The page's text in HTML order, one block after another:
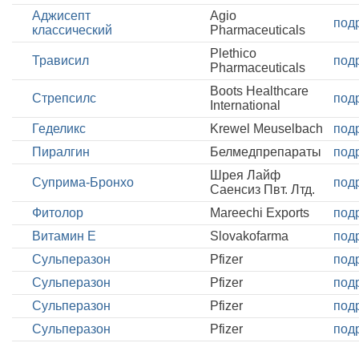
Аджисепт
классический
Agio
Pharmaceuticals
Трависил
Plethico
Pharmaceuticals
Стрепсилс
Boots Healthcare
International
Геделикс Krewel Meuselbach
Пиралгин
Белмедпрепараты
Суприма-Бронхо
Шрея Лайф
Саенсиз Пвт. Лтд.
Фитолор Mareechi Exports
Витамин E
Slovakofarma
Сульперазон
Pfizer
Сульперазон
Pfizer
Сульперазон
Pfizer
Сульперазон
Pfizer